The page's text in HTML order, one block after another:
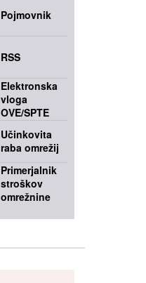
Pojmovnik
RSS
Elektronska
vloga
OVE/SPTE
Učinkovita
raba omrežij
Primerjalnik
stroškov
omrežnine